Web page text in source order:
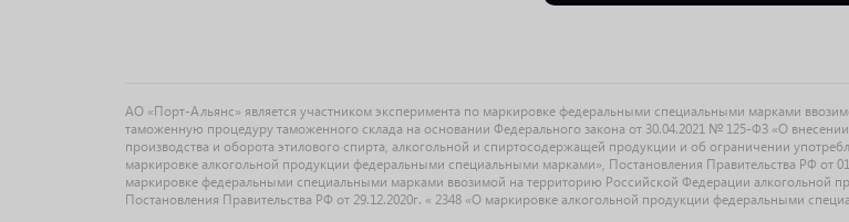
АО «Порт-Альянс» является участником эксперимента по маркировке федеральными специальными марками
таможенную процедуру таможенного склада на основании Федерального закона от 30.04.2021 № 125-ФЗ «О
производства и оборота этилового спирта, алкогольной и спиртосодержащей продукции и об ограничении
маркировке алкогольной продукции федеральными специальными марками», Постановления Правительства РФ от
маркировке федеральными специальными марками ввозимой на территорию Российской Федерации алкогольной
Постановления Правительства РФ от 29.12.2020г. « 2348 «О маркировке алкогольной продукции федеральными